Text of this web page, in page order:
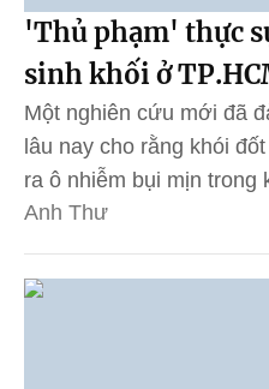
'Thủ phạm' thực
sinh khối ở
Một nghiên cứu mới đã
lâu nay cho rằng khói
ra ô nhiễm bụi mịn trong
Anh Thư